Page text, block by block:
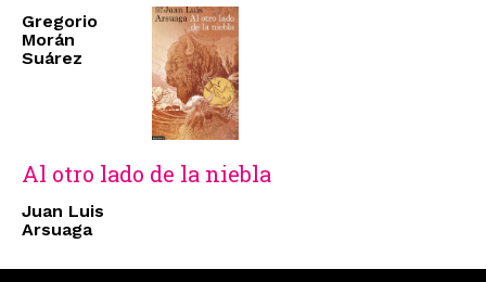
Gregorio
Morán
Suárez
Al otro lado de la niebla
Juan Luis
Arsuaga